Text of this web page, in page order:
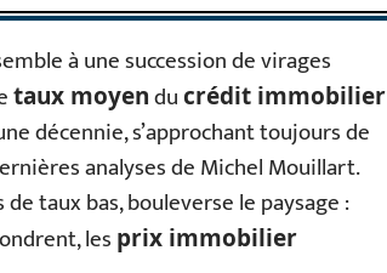
à une succession de virages
taux moyenducrédit immobilier
décennie, s’approchant toujours de
analyses de Michel Mouillart.
taux bas, bouleverse le paysage :
les prix immobilier